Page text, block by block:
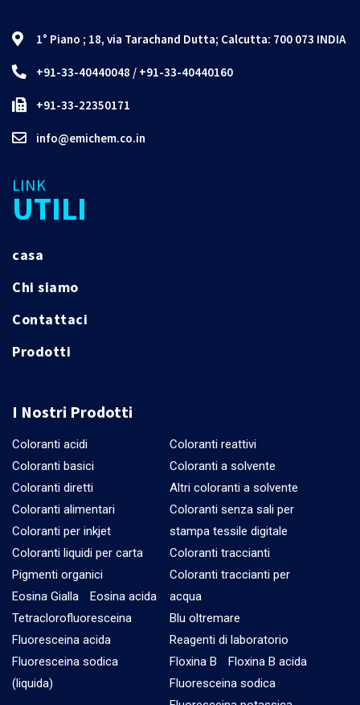
1° Piano ; 18, via Tarachand Dutta; Calcutta: 700 073 INDIA
+91-33-40440048 / +91-33-40440160
+91-33-22350171
info@emichem.co.in
LINK
UTILI
casa
Chi siamo
Contattaci
Prodotti
I Nostri Prodotti
Coloranti acidi
Coloranti basici
Coloranti diretti
Coloranti alimentari
Coloranti per inkjet
Coloranti liquidi per carta
Pigmenti organici
Eosina Gialla
Eosina acida
Tetraclorofluoresceina
Fluoresceina acida
Fluoresceina sodica
(liquida)
Coloranti reattivi
Coloranti a solvente
Altri coloranti a solvente
Coloranti senza sali per
stampa tessile digitale
Coloranti traccianti
Coloranti traccianti per
acqua
Blu oltremare
Reagenti di laboratorio
Floxina B
Floxina B acida
Fluoresceina sodica